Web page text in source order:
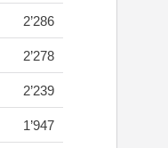
2’286
2’278
2’239
1’947